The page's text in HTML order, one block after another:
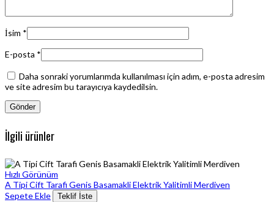
İsim *
E-posta *
Daha sonraki yorumlarımda kullanılması için adım, e-posta adresim
ve site adresim bu tarayıcıya kaydedilsin.
İlgili ürünler
Hızlı Görünüm
A Tipi Cift Tarafi Genis Basamakli Elektrik Yalitimli Merdiven
Sepete Ekle
Teklif İste